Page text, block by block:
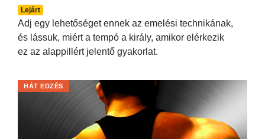
Lejárt
Adj egy lehetőséget ennek az emelési technikának,
és lássuk, miért a tempó a király, amikor elérkezik
ez az alappillért jelentő gyakorlat.
HÁT EDZÉS